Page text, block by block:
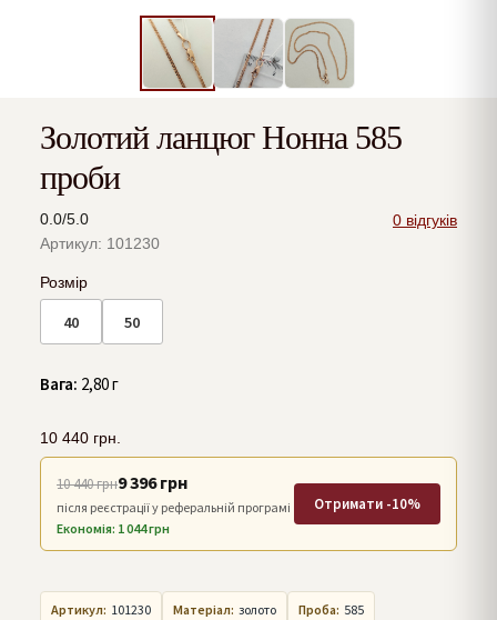
Золотий ланцюг Нонна 585
проби
0.0/5.0
0 відгуків
Артикул: 101230
Розмір
40 50
Вага: 2,80 г
10 440 грн.
10 440 грн9 396 грн
після реєстрації у реферальній програмі
Економія: 1 044 грн
Отримати -10%
Артикул: 101230 Матеріал: золото Проба: 585